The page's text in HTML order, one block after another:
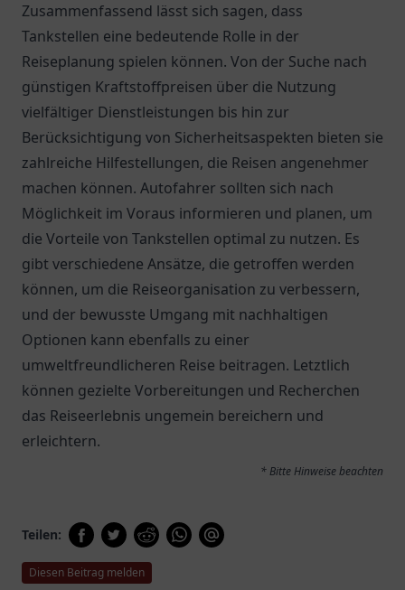
Zusammenfassend lässt sich sagen, dass
Tankstellen eine bedeutende Rolle in der
Reiseplanung spielen können. Von der Suche nach
günstigen Kraftstoffpreisen über die Nutzung
vielfältiger Dienstleistungen bis hin zur
Berücksichtigung von Sicherheitsaspekten bieten sie
zahlreiche Hilfestellungen, die Reisen angenehmer
machen können. Autofahrer sollten sich nach
Möglichkeit im Voraus informieren und planen, um
die Vorteile von Tankstellen optimal zu nutzen. Es
gibt verschiedene Ansätze, die getroffen werden
können, um die Reiseorganisation zu verbessern,
und der bewusste Umgang mit nachhaltigen
Optionen kann ebenfalls zu einer
umweltfreundlicheren Reise beitragen. Letztlich
können gezielte Vorbereitungen und Recherchen
das Reiseerlebnis ungemein bereichern und
erleichtern.
* Bitte Hinweise beachten
Teilen:
Diesen Beitrag melden